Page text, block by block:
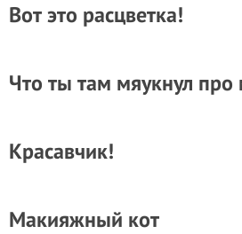
Вот это расцветка!
Что ты там мяукнул про
Красавчик!
Макияжный кот